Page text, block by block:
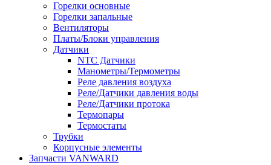
Горелки основные
Горелки запальные
Вентиляторы
Платы/Блоки управления
Датчики
NTC Датчики
Манометры/Термометры
Реле давления воздуха
Реле/Датчики давления воды
Реле/Датчики протока
Термопары
Термостаты
Трубки
Корпусные элементы
Запчасти VANWARD